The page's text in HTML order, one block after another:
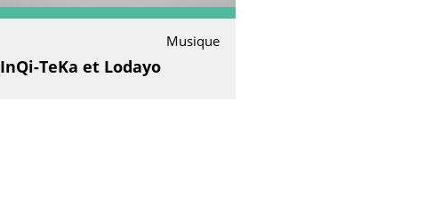
Musique
InQi-TeKa et Lodayo